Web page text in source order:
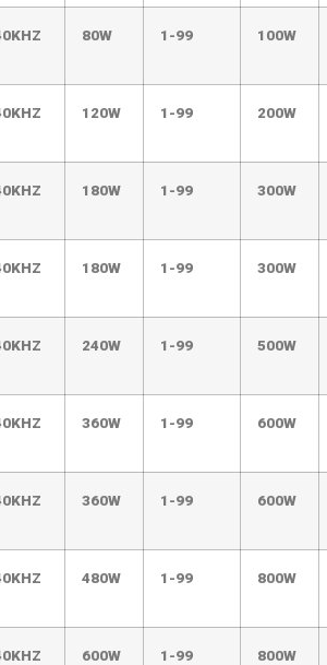
80W 1-99 100W
120W 1-99 200W
180W 1-99 300W
180W 1-99 300W
240W 1-99 500W
360W 1-99 600W
360W 1-99 600W
480W 1-99 800W
600W 1-99 800W